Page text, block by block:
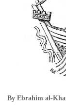
By Ebrahim al-